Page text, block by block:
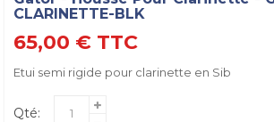
CLARINETTE-BLK
65,00 € TTC
Etui semi rigide pour clarinette en Sib
Qté: